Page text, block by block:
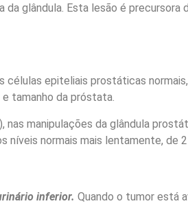
glândula. Esta lesão é precursora
células epiteliais prostáticas
tamanho da próstata.
manipulações da glândula
normais mais lentamente, de 2
inferior. Quando o tumor está